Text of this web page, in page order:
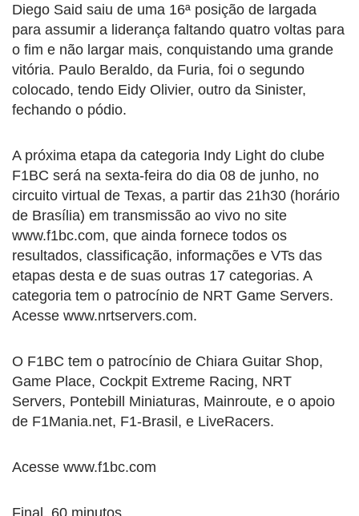
Diego Said saiu de uma 16ª posição de largada
para assumir a liderança faltando quatro voltas para
o fim e não largar mais, conquistando uma grande
vitória. Paulo Beraldo, da Furia, foi o segundo
colocado, tendo Eidy Olivier, outro da Sinister,
fechando o pódio.
A próxima etapa da categoria Indy Light do clube
F1BC será na sexta-feira do dia 08 de junho, no
circuito virtual de Texas, a partir das 21h30 (horário
de Brasília) em transmissão ao vivo no site
www.f1bc.com, que ainda fornece todos os
resultados, classificação, informações e VTs das
etapas desta e de suas outras 17 categorias. A
categoria tem o patrocínio de NRT Game Servers.
Acesse www.nrtservers.com.
O F1BC tem o patrocínio de Chiara Guitar Shop,
Game Place, Cockpit Extreme Racing, NRT
Servers, Pontebill Miniaturas, Mainroute, e o apoio
de F1Mania.net, F1-Brasil, e LiveRacers.
Acesse www.f1bc.com
Final, 60 minutos